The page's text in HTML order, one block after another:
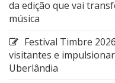
da edição que vai
música
Festival Timbre
visitantes e
Uberlândia